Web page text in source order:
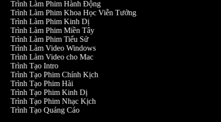
Trình Làm Phim Hành Động
Trình Làm Phim Khoa Học Viễn Tưởng
Trình Làm Phim Kinh Dị
Trình Làm Phim Miền Tây
Trình Làm Phim Tiểu Sử
Trình Làm Video Windows
Trình Làm Video cho Mac
Trình Tạo Intro
Trình Tạo Phim Chính Kịch
Trình Tạo Phim Hài
Trình Tạo Phim Kinh Dị
Trình Tạo Phim Nhạc Kịch
Trình Tạo Quảng Cáo